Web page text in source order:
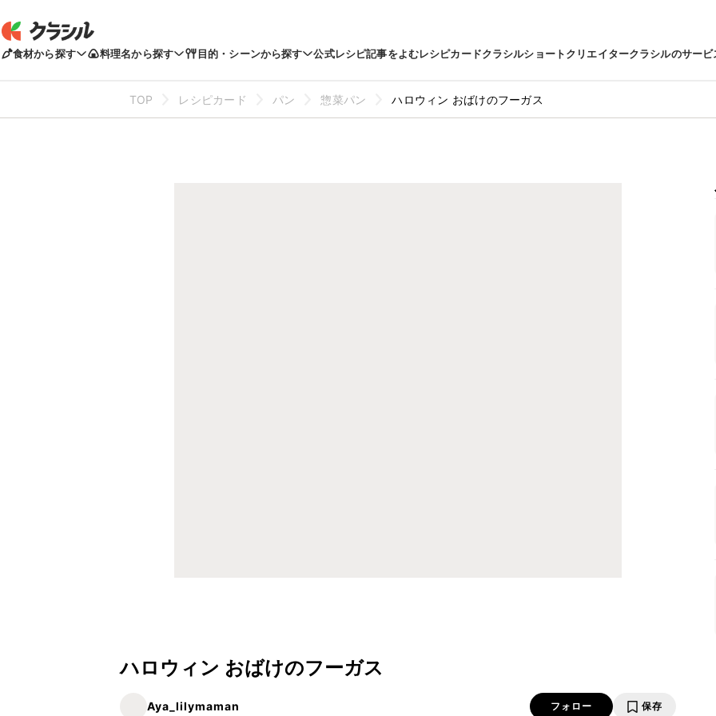
食材から探す 料理名から探す 目的・シーンから探す 公式レシピ記事をよむレシピカードクラシルショートクリエイタークラシルのサービ
TOP レシピカード パン 惣菜パン ハロウィン おばけのフーガス
ハロウィン おばけのフーガス
Aya_lilymaman フォロー 保存